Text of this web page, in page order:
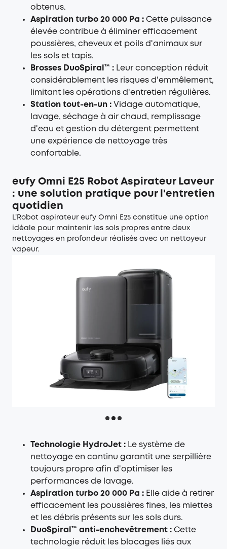
obtenus.
Aspiration turbo 20 000 Pa : Cette puissance
élevée contribue à éliminer efficacement
poussières, cheveux et poils d'animaux sur
les sols et tapis.
Brosses DuoSpiral™ : Leur conception réduit
considérablement les risques d'emmêlement,
limitant les opérations d'entretien régulières.
Station tout-en-un : Vidage automatique,
lavage, séchage à air chaud, remplissage
d'eau et gestion du détergent permettent
une expérience de nettoyage très
confortable.
eufy Omni E25 Robot Aspirateur Laveur
: une solution pratique pour l'entretien
quotidien
L’Robot aspirateur eufy Omni E25 constitue une option
idéale pour maintenir les sols propres entre deux
nettoyages en profondeur réalisés avec un nettoyeur
vapeur.
Technologie HydroJet : Le système de
nettoyage en continu garantit une serpillière
toujours propre afin d'optimiser les
performances de lavage.
Aspiration turbo 20 000 Pa : Elle aide à retirer
efficacement les poussières fines, les miettes
et les débris présents sur les sols durs.
DuoSpiral™ anti-enchevêtrement : Cette
technologie réduit les blocages liés aux